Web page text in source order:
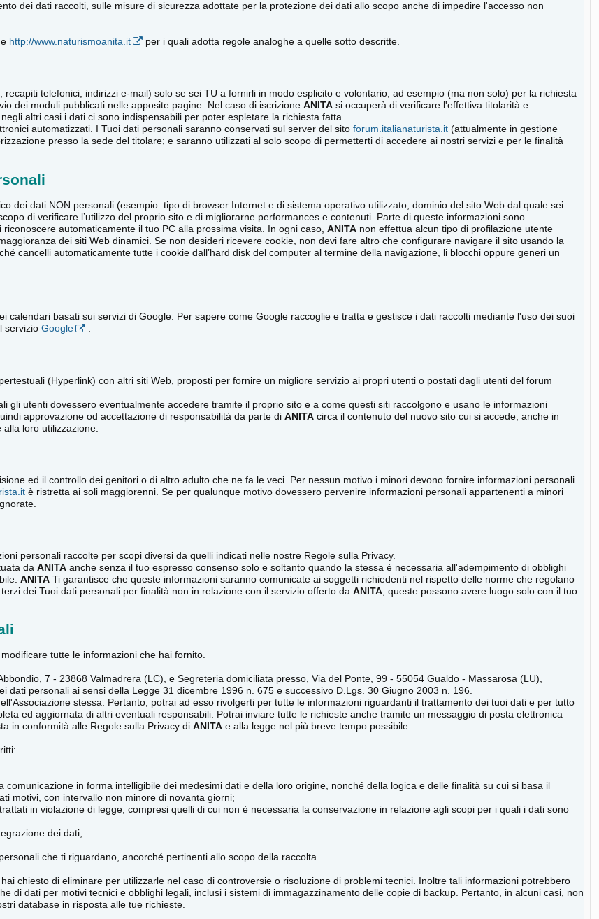
dei dati raccolti, sulle misure di sicurezza adottate per la protezione dei dati allo scopo anche di impedire l'accesso non
e http://www.naturismoanita.it per i quali adotta regole analoghe a quelle sotto descritte.
telefonici, indirizzi e-mail) solo se sei TU a fornirli in modo esplicito e volontario, ad esempio (ma non solo) per la richiesta
dei moduli pubblicati nelle apposite pagine. Nel caso di iscrizione ANITA si occuperà di verificare l'effettiva titolarità e
altri casi i dati ci sono indispensabili per poter espletare la richiesta fatta.
automatizzati. I Tuoi dati personali saranno conservati sul server del sito forum.italianaturista.it (attualmente in gestione
presso la sede del titolare; e saranno utilizzati al solo scopo di permetterti di accedere ai nostri servizi e per le finalità
dei dati NON personali (esempio: tipo di browser Internet e di sistema operativo utilizzato; dominio del sito Web dal quale sei
di verificare l’utilizzo del proprio sito e di migliorarne performances e contenuti. Parte di queste informazioni sono
automaticamente il tuo PC alla prossima visita. In ogni caso, ANITA non effettua alcun tipo di profilazione utente
dei siti Web dinamici. Se non desideri ricevere cookie, non devi fare altro che configurare navigare il sito usando la
cancelli automaticamente tutte i cookie dall’hard disk del computer al termine della navigazione, li blocchi oppure generi un
calendari basati sui servizi di Google. Per sapere come Google raccoglie e tratta e gestisce i dati raccolti mediante l'uso dei suoi
servizio Google .
(Hyperlink) con altri siti Web, proposti per fornire un migliore servizio ai propri utenti o postati dagli utenti del forum
gli utenti dovessero eventualmente accedere tramite il proprio sito e a come questi siti raccolgono e usano le informazioni
approvazione od accettazione di responsabilità da parte di ANITA circa il contenuto del nuovo sito cui si accede, anche in
loro utilizzazione.
ed il controllo dei genitori o di altro adulto che ne fa le veci. Per nessun motivo i minori devono fornire informazioni personali
è ristretta ai soli maggiorenni. Se per qualunque motivo dovessero pervenire informazioni personali appartenenti a minori
personali raccolte per scopi diversi da quelli indicati nelle nostre Regole sulla Privacy.
da ANITA anche senza il tuo espresso consenso solo e soltanto quando la stessa è necessaria all'adempimento di obblighi
ANITA Ti garantisce che queste informazioni saranno comunicate ai soggetti richiedenti nel rispetto delle norme che regolano
dei Tuoi dati personali per finalità non in relazione con il servizio offerto da ANITA, queste possono avere luogo solo con il tuo
tutte le informazioni che hai fornito.
7 - 23868 Valmadrera (LC), e Segreteria domiciliata presso, Via del Ponte, 99 - 55054 Gualdo - Massarosa (LU),
personali ai sensi della Legge 31 dicembre 1996 n. 675 e successivo D.Lgs. 30 Giugno 2003 n. 196.
stessa. Pertanto, potrai ad esso rivolgerti per tutte le informazioni riguardanti il trattamento dei tuoi dati e per tutto
ed aggiornata di altri eventuali responsabili. Potrai inviare tutte le richieste anche tramite un messaggio di posta elettronica
in conformità alle Regole sulla Privacy di ANITA e alla legge nel più breve tempo possibile.
in forma intelligibile dei medesimi dati e della loro origine, nonché della logica e delle finalità su cui si basa il
motivi, con intervallo non minore di novanta giorni;
in violazione di legge, compresi quelli di cui non è necessaria la conservazione in relazione agli scopi per i quali i dati sono
dei dati;
che ti riguardano, ancorché pertinenti allo scopo della raccolta.
chiesto di eliminare per utilizzarle nel caso di controversie o risoluzione di problemi tecnici. Inoltre tali informazioni potrebbero
di dati per motivi tecnici e obblighi legali, inclusi i sistemi di immagazzinamento delle copie di backup. Pertanto, in alcuni casi, non
database in risposta alle tue richieste.